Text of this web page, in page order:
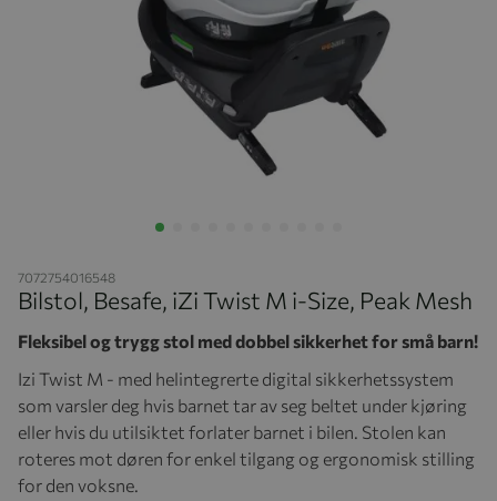
7072754016548
Bilstol, Besafe, iZi Twist M i-Size, Peak Mesh
Fleksibel og trygg stol med dobbel sikkerhet for små barn!
Izi Twist M - med helintegrerte digital sikkerhetssystem
som varsler deg hvis barnet tar av seg beltet under kjøring
eller hvis du utilsiktet forlater barnet i bilen. Stolen kan
roteres mot døren for enkel tilgang og ergonomisk stilling
for den voksne.